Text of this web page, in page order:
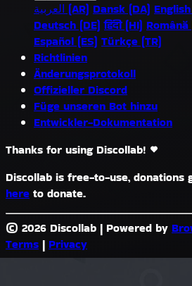
العربية (AR) Dansk (DA)
Deutsch (DE) हिंदी (HI) Română
Español (ES) Türkçe (TR)
Richtlinien
Änderungsprotokoll
Offizieller Discord
Füge unseren Bot hinzu
Entwickler-Dokumentation
Thanks for using Discollab!
Discollab is free-to-use, donations
here to donate.
© 2026 Discollab | Powered by
Terms | Privacy